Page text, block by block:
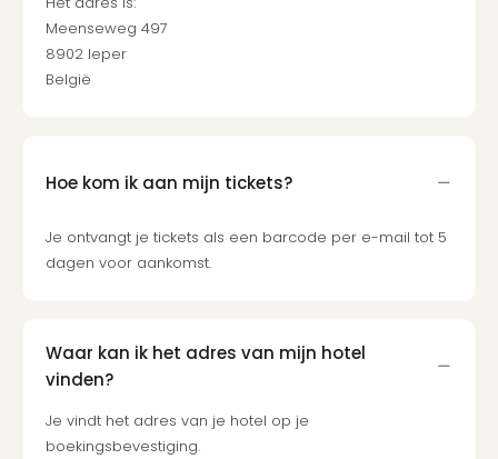
Meenseweg 497
8902 Ieper
België
Hoe kom ik aan mijn tickets?
Je ontvangt je tickets als een barcode per e-mail tot 5
dagen voor aankomst.
Waar kan ik het adres van mijn hotel
vinden?
Je vindt het adres van je hotel op je
boekingsbevestiging.